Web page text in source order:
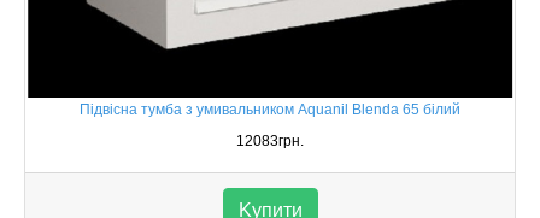
Підвісна тумба з умивальником Aquanil Blenda 65 білий
12083грн.
Kупити